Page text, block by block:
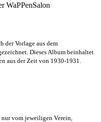
WaPPenSalon
der Vorlage aus dem
Dieses Album beinhaltet
aus der Zeit von 1930-1931.
vom jeweiligen Verein,